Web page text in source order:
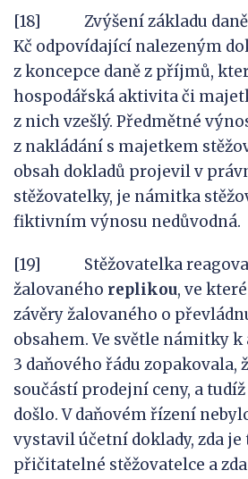
[18] Zvýšení základu daně
Kč odpovídající nalezeným
z koncepce daně z příjmů,
hospodářská aktivita či
z nich vzešlý. Předmětné
z nakládání s majetkem
obsah dokladů projevil v
stěžovatelky, je námitka
fiktivním výnosu nedůvodná.
[19] Stěžovatelka
žalovaného replikou, ve
závěry žalovaného o
obsahem. Ve světle námitky
3 daňového řádu zopakovala,
součástí prodejní ceny, a
došlo. V daňovém řízení
vystavil účetní doklady, zda
přičitatelné stěžovatelce a